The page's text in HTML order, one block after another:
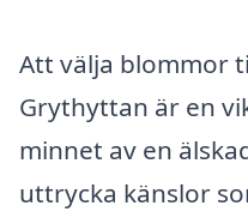
Att välja blommor
Grythyttan är en
minnet av en
uttrycka känslor